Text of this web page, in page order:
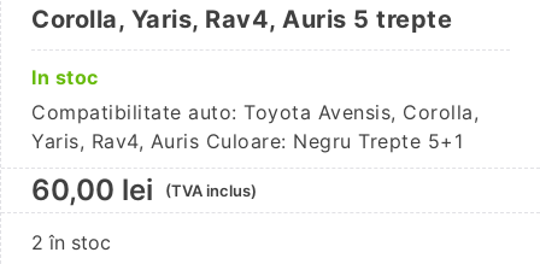
Corolla, Yaris, Rav4, Auris 5 trepte
In stoc
Compatibilitate auto: Toyota Avensis, Corolla,
Yaris, Rav4, Auris Culoare: Negru Trepte 5+1
60,00 lei (TVA inclus)
2 în stoc